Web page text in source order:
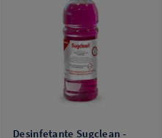
Desinfetante Sugclean -